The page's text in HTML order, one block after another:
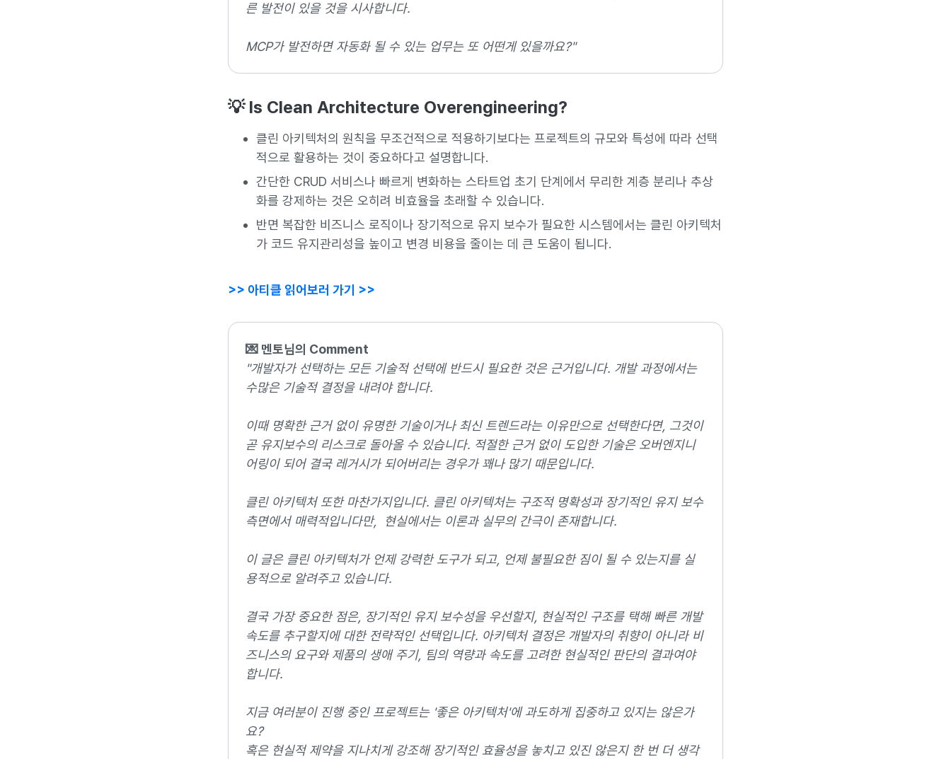
른 발전이 있을 것을 시사합니다.
MCP가 발전하면 자동화 될 수 있는 업무는 또 어떤게 있을까요?"
💡 Is Clean Architecture Overengineering?
클린 아키텍처의 원칙을 무조건적으로 적용하기보다는 프로젝트의 규모와 특성에 따라 선택
적으로 활용하는 것이 중요하다고 설명합니다.
간단한 CRUD 서비스나 빠르게 변화하는 스타트업 초기 단계에서 무리한 계층 분리나 추상
화를 강제하는 것은 오히려 비효율을 초래할 수 있습니다.
반면 복잡한 비즈니스 로직이나 장기적으로 유지 보수가 필요한 시스템에서는 클린 아키텍처
가 코드 유지관리성을 높이고 변경 비용을 줄이는 데 큰 도움이 됩니다.
>> 아티클 읽어보러 가기 >>
💌 멘토님의 Comment
"개발자가 선택하는 모든 기술적 선택에 반드시 필요한 것은 근거입니다. 개발 과정에서는
수많은 기술적 결정을 내려야 합니다.
이때 명확한 근거 없이 유명한 기술이거나 최신 트렌드라는 이유만으로 선택한다면, 그것이
곧 유지보수의 리스크로 돌아올 수 있습니다. 적절한 근거 없이 도입한 기술은 오버엔지니
어링이 되어 결국 레거시가 되어버리는 경우가 꽤나 많기 때문입니다.
클린 아키텍처 또한 마찬가지입니다. 클린 아키텍처는 구조적 명확성과 장기적인 유지 보수
측면에서 매력적입니다만, 현실에서는 이론과 실무의 간극이 존재합니다.
이 글은 클린 아키텍처가 언제 강력한 도구가 되고, 언제 불필요한 짐이 될 수 있는지를 실
용적으로 알려주고 있습니다.
결국 가장 중요한 점은, 장기적인 유지 보수성을 우선할지, 현실적인 구조를 택해 빠른 개발
속도를 추구할지에 대한 전략적인 선택입니다. 아키텍처 결정은 개발자의 취향이 아니라 비
즈니스의 요구와 제품의 생애 주기, 팀의 역량과 속도를 고려한 현실적인 판단의 결과여야
합니다.
지금 여러분이 진행 중인 프로젝트는 '좋은 아키텍처'에 과도하게 집중하고 있지는 않은가
요?
혹은 현실적 제약을 지나치게 강조해 장기적인 효율성을 놓치고 있진 않은지 한 번 더 생각